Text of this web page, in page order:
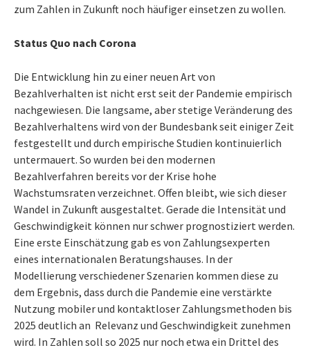
zum Zahlen in Zukunft noch häufiger einsetzen zu wollen.
Status Quo nach Corona
Die Entwicklung hin zu einer neuen Art von
Bezahlverhalten ist nicht erst seit der Pandemie empirisch
nachgewiesen. Die langsame, aber stetige Veränderung des
Bezahlverhaltens wird von der Bundesbank seit einiger Zeit
festgestellt und durch empirische Studien kontinuierlich
untermauert. So wurden bei den modernen
Bezahlverfahren bereits vor der Krise hohe
Wachstumsraten verzeichnet. Offen bleibt, wie sich dieser
Wandel in Zukunft ausgestaltet. Gerade die Intensität und
Geschwindigkeit können nur schwer prognostiziert werden.
Eine erste Einschätzung gab es von Zahlungsexperten
eines internationalen Beratungshauses. In der
Modellierung verschiedener Szenarien kommen diese zu
dem Ergebnis, dass durch die Pandemie eine verstärkte
Nutzung mobiler und kontaktloser Zahlungsmethoden bis
2025 deutlich an Relevanz und Geschwindigkeit zunehmen
wird. In Zahlen soll so 2025 nur noch etwa ein Drittel des